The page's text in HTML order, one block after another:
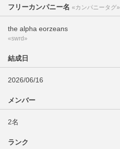
フリーカンパニー名 «カンパニータグ»
the alpha eorzeans
«swrd»
結成日
2026/06/16
メンバー
2名
ランク